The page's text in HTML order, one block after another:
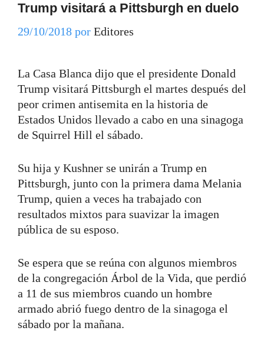
Trump visitará a Pittsburgh en duelo
29/10/2018 por Editores
La Casa Blanca dijo que el presidente Donald
Trump visitará Pittsburgh el martes después del
peor crimen antisemita en la historia de
Estados Unidos llevado a cabo en una sinagoga
de Squirrel Hill el sábado.
Su hija y Kushner se unirán a Trump en
Pittsburgh, junto con la primera dama Melania
Trump, quien a veces ha trabajado con
resultados mixtos para suavizar la imagen
pública de su esposo.
Se espera que se reúna con algunos miembros
de la congregación Árbol de la Vida, que perdió
a 11 de sus miembros cuando un hombre
armado abrió fuego dentro de la sinagoga el
sábado por la mañana.